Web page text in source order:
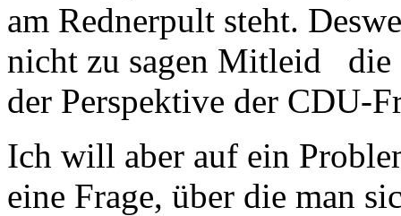
am Rednerpult steht.
nicht zu sagen Mitleid die
der Perspektive der CDU-
Ich will aber auf ein
eine Frage, über die man